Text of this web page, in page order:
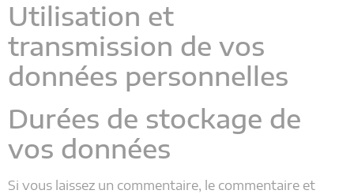
Utilisation et
transmission de vos
données personnelles
Durées de stockage de
vos données
Si vous laissez un commentaire, le commentaire et